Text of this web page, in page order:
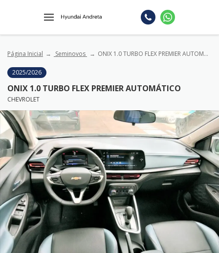
Página Inicial Seminovos ONIX 1.0 TURBO FLEX PREMIER AUTOMÁTICO
2025/2026
ONIX 1.0 TURBO FLEX PREMIER AUTOMÁTICO
CHEVROLET